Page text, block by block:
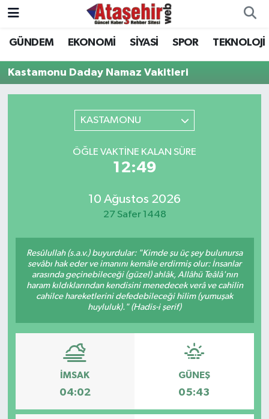
GÜNDEM EKONOMİ SİYASİ SPOR TEKNOLOJİ
Kastamonu Daday Namaz Vakitleri
KASTAMONU
ÖĞLE VAKTINE KALAN SÜRE
12:49
10 Ağustos 2026
27 Safer 1448
Resûlullah (s.a.v.) buyurdular: "Kimde şu üç şey bulunursa
sevâbı hak eder ve imanını kemâle erdirmiş olur: İnsanlar
arasında geçinebileceği (güzel) ahlâk, Allâhü Teâlâ'nın
haram kıldıklarından kendisini menedecek verâ ve cahilin
cahilce hareketlerini defedebileceği hilim (yumuşak
huyluluk)." (Hadis-i şerif)
İMSAK
04:02
GÜNEŞ
05:43
Hava Durumu
Trafik Durumu
Son Dakika Haberleri
Haber Arşivi